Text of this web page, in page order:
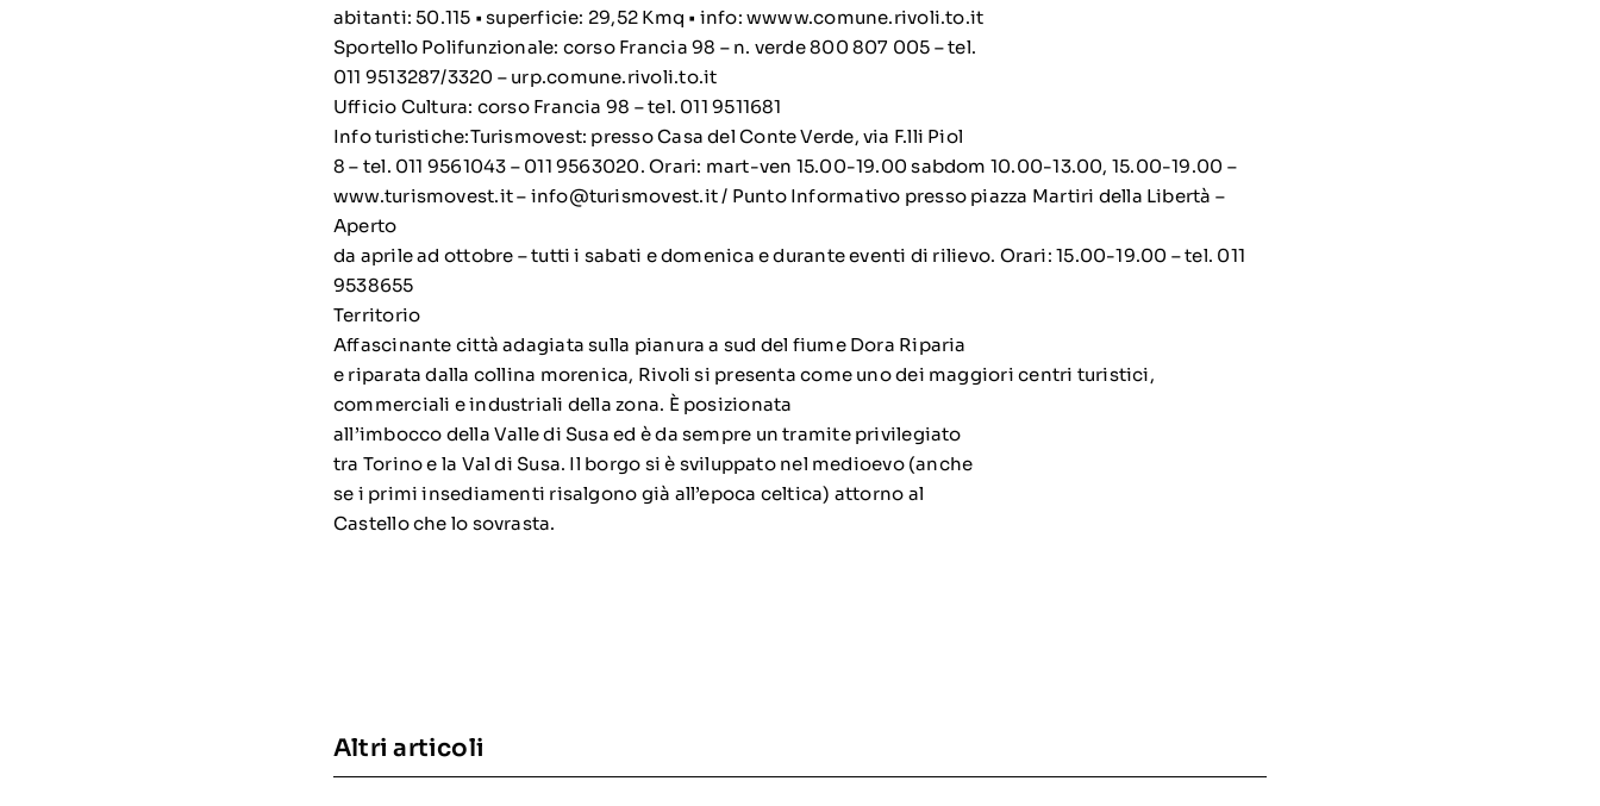
abitanti: 50.115 • superficie: 29,52 Kmq • info: wwww.comune.rivoli.to.it
Sportello Polifunzionale: corso Francia 98 – n. verde 800 807 005 – tel.
011 9513287/3320 – urp.comune.rivoli.to.it
Ufficio Cultura: corso Francia 98 – tel. 011 9511681
Info turistiche:Turismovest: presso Casa del Conte Verde, via F.lli Piol
8 – tel. 011 9561043 – 011 9563020. Orari: mart-ven 15.00-19.00 sabdom 10.00-13.00, 15.00-19.00 –
www.turismovest.it – info@turismovest.it / Punto Informativo presso piazza Martiri della Libertà –
Aperto
da aprile ad ottobre – tutti i sabati e domenica e durante eventi di rilievo. Orari: 15.00-19.00 – tel. 011
9538655
Territorio
Affascinante città adagiata sulla pianura a sud del fiume Dora Riparia
e riparata dalla collina morenica, Rivoli si presenta come uno dei maggiori centri turistici,
commerciali e industriali della zona. È posizionata
all’imbocco della Valle di Susa ed è da sempre un tramite privilegiato
tra Torino e la Val di Susa. Il borgo si è sviluppato nel medioevo (anche
se i primi insediamenti risalgono già all’epoca celtica) attorno al
Castello che lo sovrasta.
Altri articoli